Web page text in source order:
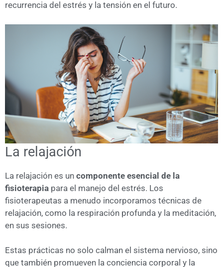
recurrencia del estrés y la tensión en el futuro.
La relajación
La relajación es un componente esencial de la
fisioterapia para el manejo del estrés. Los
fisioterapeutas a menudo incorporamos técnicas de
relajación, como la respiración profunda y la meditación,
en sus sesiones.
Estas prácticas no solo calman el sistema nervioso, sino
que también promueven la conciencia corporal y la